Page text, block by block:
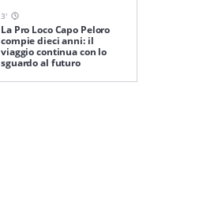
3'
La Pro Loco Capo Peloro
compie dieci anni: il
viaggio continua con lo
sguardo al futuro